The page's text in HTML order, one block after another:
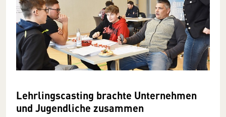
Lehrlingscasting brachte Unternehmen
und Jugendliche zusammen